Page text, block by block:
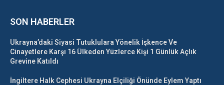
SON HABERLER
Ukrayna’daki Siyasi Tutuklulara Yönelik İşkence Ve
Cinayetlere Karşı 16 Ülkeden Yüzlerce Kişi 1 Günlük Açlık
Grevine Katıldı
İngiltere Halk Cephesi Ukrayna Elçiliği Önünde Eylem Yaptı